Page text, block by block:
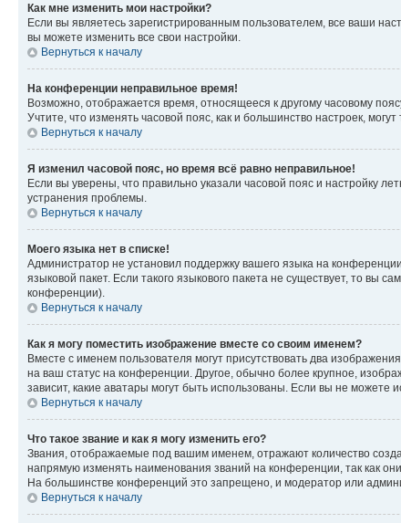
Как мне изменить мои настройки?
Если вы являетесь зарегистрированным пользователем, все ваши
вы можете изменить все свои настройки.
Вернуться к началу
На конференции неправильное время!
Возможно, отображается время, относящееся к другому часовому
Учтите, что изменять часовой пояс, как и большинство настроек,
Вернуться к началу
Я изменил часовой пояс, но время всё равно неправильное!
Если вы уверены, что правильно указали часовой пояс и настройку
устранения проблемы.
Вернуться к началу
Моего языка нет в списке!
Администратор не установил поддержку вашего языка на
языковой пакет. Если такого языкового пакета не существует, то
конференции).
Вернуться к началу
Как я могу поместить изображение вместе со своим именем?
Вместе с именем пользователя могут присутствовать два
на ваш статус на конференции. Другое, обычно более крупное,
зависит, какие аватары могут быть использованы. Если вы не
Вернуться к началу
Что такое звание и как я могу изменить его?
Звания, отображаемые под вашим именем, отражают количество
напрямую изменять наименования званий на конференции, так как
На большинстве конференций это запрещено, и модератор или
Вернуться к началу